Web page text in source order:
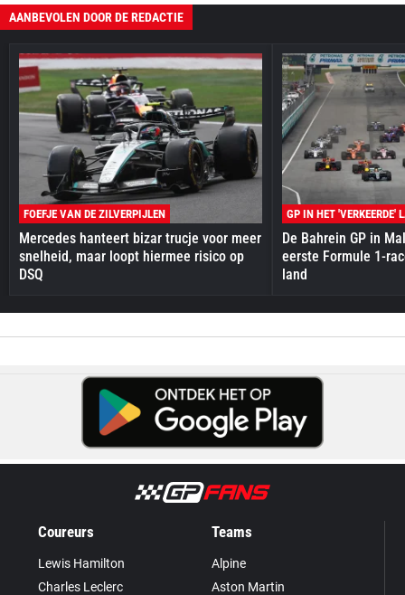
AANBEVOLEN DOOR DE REDACTIE
FOEFJE VAN DE ZILVERPIJLEN
Mercedes hanteert bizar trucje voor meer
snelheid, maar loopt hiermee risico op
DSQ
GP IN HET 'VERKEERDE'
De Bahrein GP in
eerste Formule 1-
land
Coureurs
Lewis Hamilton
Charles Leclerc
Teams
Alpine
Aston Martin